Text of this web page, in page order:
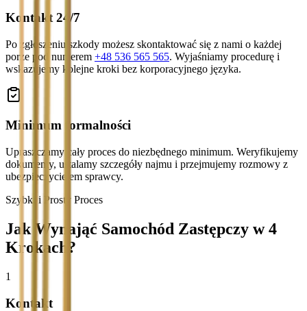
Kontakt 24/7
Po zgłoszeniu szkody możesz skontaktować się z nami o każdej
porze pod numerem +48 536 565 565. Wyjaśniamy procedurę i
wskazujemy kolejne kroki bez korporacyjnego języka.
Minimum formalności
Upraszczamy cały proces do niezbędnego minimum. Weryfikujemy
dokumenty, ustalamy szczegóły najmu i przejmujemy rozmowy z
ubezpieczycielem sprawcy.
Szybki i Prosty Proces
Jak Wynająć Samochód Zastępczy w 4
Krokach?
1
Kontakt